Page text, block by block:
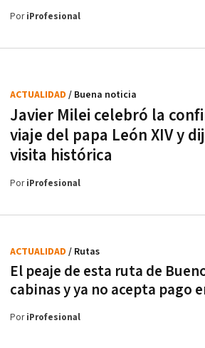
PoriProfesional
Javier Milei celebró la
viaje del papa León XIV y
visita histórica
ACTUALIDAD / Buena noticia
PoriProfesional
El peaje de esta ruta de
cabinas y ya no acepta pago
ACTUALIDAD / Rutas
PoriProfesional